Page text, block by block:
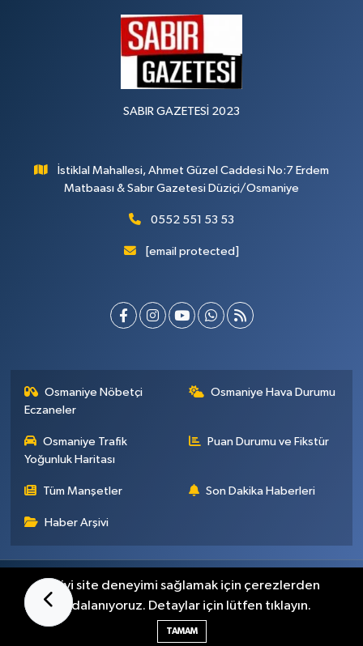
SABIR GAZETESİ 2023
İstiklal Mahallesi, Ahmet Güzel Caddesi No:7 Erdem
Matbaası & Sabır Gazetesi Düziçi/Osmaniye
0552 551 53 53
[email protected]
Osmaniye Nöbetçi
Eczaneler
Osmaniye Hava Durumu
Osmaniye Trafik
Yoğunluk Haritası
Puan Durumu ve Fikstür
Tüm Manşetler Son Dakika Haberleri
Haber Arşivi
Künye İletişim Gizlilik Sözleşmesi
Haber Yazılımı:
En iyi site deneyimi sağlamak için çerezlerden
faydalanıyoruz. Detaylar için lütfen tıklayın.
TAMAM